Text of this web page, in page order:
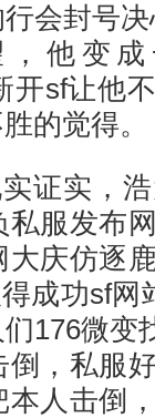
会封号
他变
开sf让他
的觉得。
证实，
服发布
庆仿逐
成功sf网
176微变
，私服
人击倒